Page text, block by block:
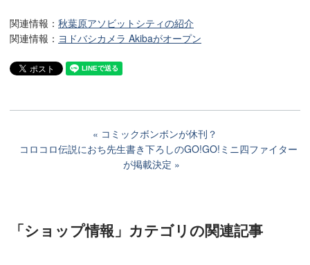
関連情報： 秋葉原アソビットシティの紹介
関連情報： ヨドバシカメラ Akibaがオープン
コミックボンボンが休刊？
コロコロ伝説におち先生書き下ろしのGO!GO!ミニ四ファイター
が掲載決定
「ショップ情報」カテゴリの関連記事